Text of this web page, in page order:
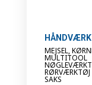
MEJSEL,
MULTITOOL
RØRVÆRKTØJ
SAKS